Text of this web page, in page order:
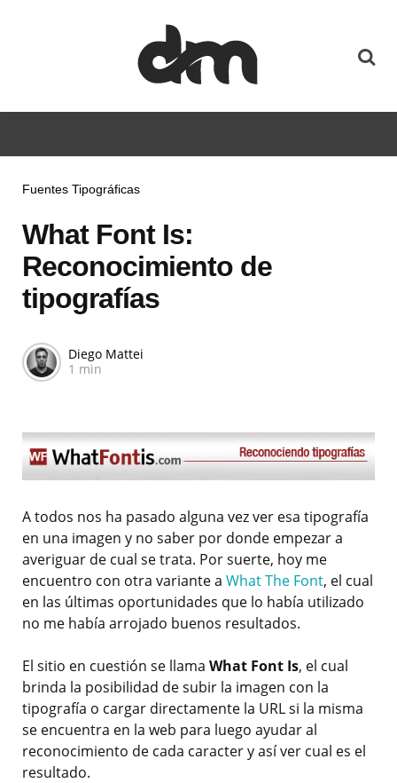
Fuentes Tipográficas
What Font Is:
Reconocimiento de
tipografías
Diego Mattei
1 min
A todos nos ha pasado alguna vez ver esa tipografía
en una imagen y no saber por donde empezar a
averiguar de cual se trata. Por suerte, hoy me
encuentro con otra variante a What The Font, el cual
en las últimas oportunidades que lo había utilizado
no me había arrojado buenos resultados.
El sitio en cuestión se llama What Font Is, el cual
brinda la posibilidad de subir la imagen con la
tipografía o cargar directamente la URL si la misma
se encuentra en la web para luego ayudar al
reconocimiento de cada caracter y así ver cual es el
resultado.